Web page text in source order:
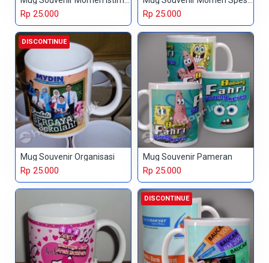
Rp 25.000 Rp 25.000
DISCONTINUE
Mug Souvenir Organisasi
Rp 25.000
Mug Souvenir Pameran
Rp 25.000
DISCONTINUE